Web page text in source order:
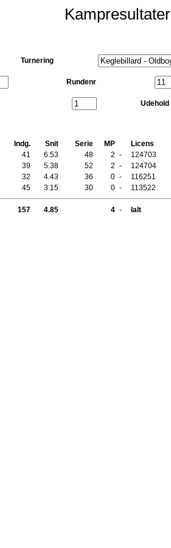
Kampresultater
Turnering
Rundenr
Udehold
Indg. Snit Serie MP Licens
41 6.53 48 2 - 124703
39 5.38 52 2 - 124704
32 4.43 36 0 - 116251
45 3.15 30 0 - 113522
157 4.85 4 - Ialt